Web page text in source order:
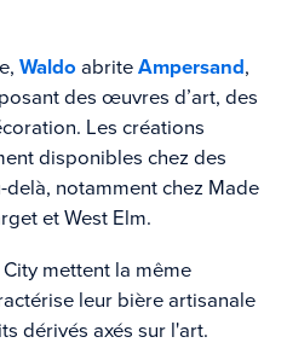
Waldo abriteAmpersand,
des œuvres d’art, des
Les créations
disponibles chez des
notamment chez Made
et West Elm.
mettent la même
leur bière artisanale
dérivés axés sur l'art.